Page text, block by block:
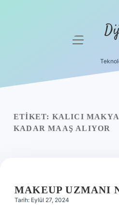
Yasal Uyarı
menüyü
ETIKET: KALICI
KADAR MAAŞ ALIYOR
MAKEUP UZMANI
Tarih: Eylül 27, 2024